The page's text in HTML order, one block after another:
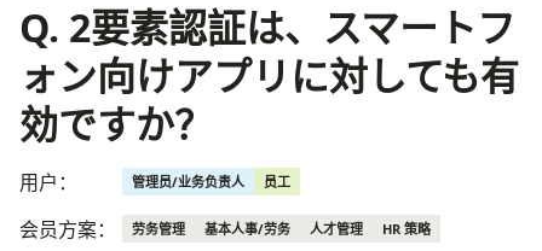
Q. 2要素認証は、スマートフ
ォン向けアプリに対しても有
効ですか？
用户： 管理员/业务负责人 员工
会员方案： 劳务管理 基本人事/劳务 人才管理 HR 策略